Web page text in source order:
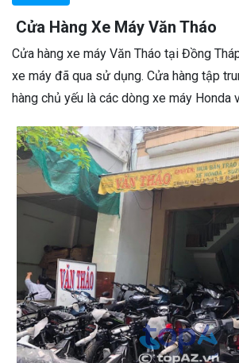
Cửa Hàng Xe Máy Văn Tháo
Cửa hàng xe máy Văn Tháo tại Đồng
xe máy đã qua sử dụng. Cửa hàng tập
hàng chủ yếu là các dòng xe máy Honda